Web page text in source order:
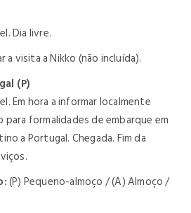
Dia livre.
visita a Nikko (não incluída).
(P)
Em hora a informar localmente
formalidades de embarque em
a Portugal. Chegada. Fim da
(P) Pequeno-almoço / (A) Almoço /